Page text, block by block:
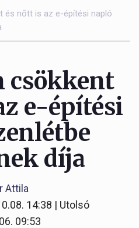
és nőtt is az e-építési napló
csökkent
e-építési
díja
Attila
14:38 | Utolsó
09:53